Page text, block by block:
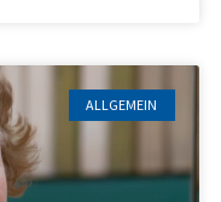
ALLGEMEIN